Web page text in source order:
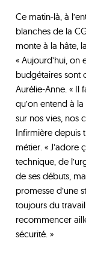
Ce matin-là, à
blanches de la
monte à la hâte,
« Aujourd’hui,
budgétaires sont
Aurélie-Anne. « Il
qu’on entend à
sur nos vies, nos
Infirmière depuis
métier. « J’adore
technique, de
de ses débuts,
promesse d’une
toujours du
recommencer
sécurité. »